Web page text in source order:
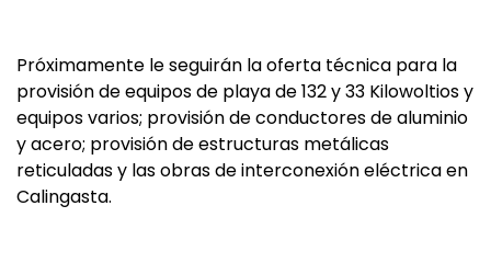
Próximamente le seguirán la oferta técnica para la
provisión de equipos de playa de 132 y 33 Kilowoltios y
equipos varios; provisión de conductores de aluminio
y acero; provisión de estructuras metálicas
reticuladas y las obras de interconexión eléctrica en
Calingasta.